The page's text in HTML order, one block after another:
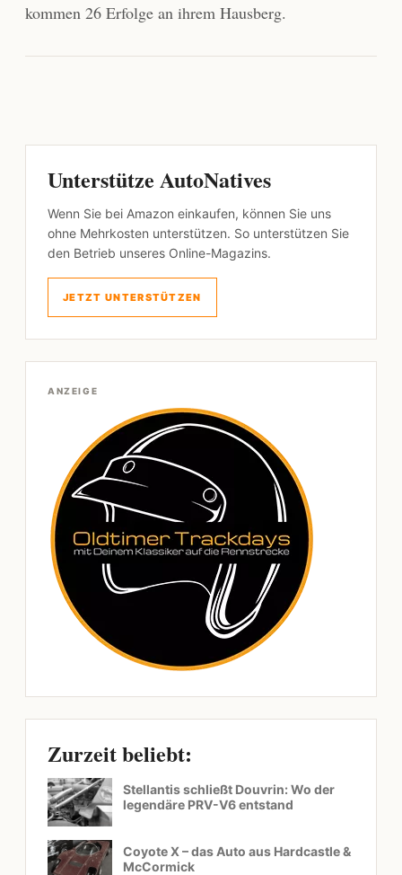
kommen 26 Erfolge an ihrem Hausberg.
Unterstütze AutoNatives
Wenn Sie bei Amazon einkaufen, können Sie uns
ohne Mehrkosten unterstützen. So unterstützen Sie
den Betrieb unseres Online-Magazins.
JETZT UNTERSTÜTZEN
ANZEIGE
Zurzeit beliebt:
Stellantis schließt Douvrin: Wo der
legendäre PRV-V6 entstand
Coyote X – das Auto aus Hardcastle &
McCormick